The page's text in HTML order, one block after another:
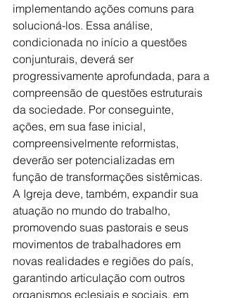
implementando ações comuns para
solucioná-los. Essa análise,
condicionada no início a questões
conjunturais, deverá ser
progressivamente aprofundada, para a
compreensão de questões estruturais
da sociedade. Por conseguinte,
ações, em sua fase inicial,
compreensivelmente reformistas,
deverão ser potencializadas em
função de transformações sistêmicas.
A Igreja deve, também, expandir sua
atuação no mundo do trabalho,
promovendo suas pastorais e seus
movimentos de trabalhadores em
novas realidades e regiões do país,
garantindo articulação com outros
organismos eclesiais e sociais, em